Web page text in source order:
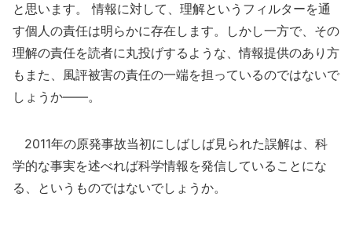
と思います。 情報に対して、理解というフィルターを通
す個人の責任は明らかに存在します。しかし一方で、その
理解の責任を読者に丸投げするような、情報提供のあり方
もまた、風評被害の責任の一端を担っているのではないで
しょうか――。
2011年の原発事故当初にしばしば見られた誤解は、科
学的な事実を述べれば科学情報を発信していることにな
る、というものではないでしょうか。